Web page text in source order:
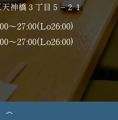
神橋３丁目５−２１
～27:00(Lo26:00)
～27:00(Lo26:00)